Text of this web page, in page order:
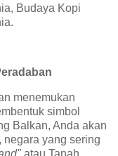
Budaya Kopi
menemukan
simbol
Balkan, Anda akan
yang sering
atau Tanah